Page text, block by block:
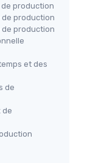
de production
de production
de production
et des
de
de